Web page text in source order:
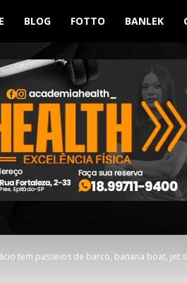
BLOG FOTTO BANLEK
tem passeios de barco, banana boat, jet